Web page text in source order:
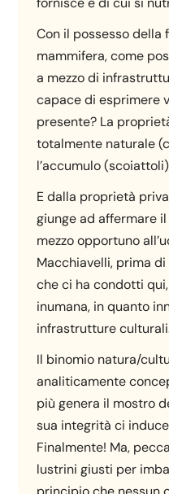
Con il possesso
mammifera, come
a mezzo di
capace di esprimere
presente? La
totalmente naturale
l’accumulo
E dalla proprietà
giunge ad affermare
mezzo opportuno
Macchiavelli, prima
che ci ha condotti
inumana, in quanto
infrastrutture
Il binomio natura/
analiticamente
più genera il mostro
sua integrità ci
Finalmente! Ma,
lustrini giusti per